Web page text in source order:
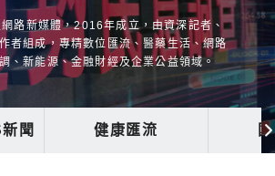
路新媒體，2016年成立，由資深記者、
者組成，專精數位匯流、醫藥生活、網路
、新能源、金融財經及企業公益領域。
聞 健康匯流